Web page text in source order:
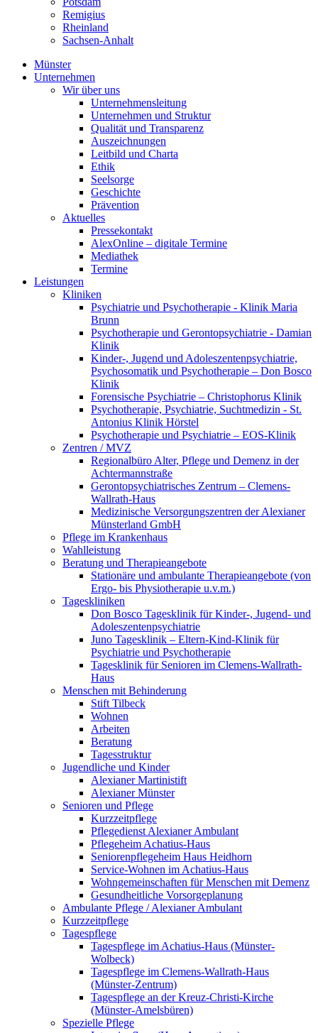
Remigius
Rheinland
Sachsen-Anhalt
Münster
Unternehmen
Wir über uns
Unternehmensleitung
Unternehmen und Struktur
Qualität und Transparenz
Auszeichnungen
Leitbild und Charta
Ethik
Seelsorge
Geschichte
Prävention
Aktuelles
Pressekontakt
AlexOnline – digitale Termine
Mediathek
Termine
Leistungen
Kliniken
Psychiatrie und Psychotherapie - Klinik Maria
Brunn
Psychotherapie und Gerontopsychiatrie - Damian
Klinik
Kinder-, Jugend und Adoleszentenpsychiatrie,
Psychosomatik und Psychotherapie – Don Bosco
Klinik
Forensische Psychiatrie – Christophorus Klinik
Psychotherapie, Psychiatrie, Suchtmedizin - St.
Antonius Klinik Hörstel
Psychotherapie und Psychiatrie – EOS-Klinik
Zentren / MVZ
Regionalbüro Alter, Pflege und Demenz in der
Achtermannstraße
Gerontopsychiatrisches Zentrum – Clemens-
Wallrath-Haus
Medizinische Versorgungszentren der Alexianer
Münsterland GmbH
Pflege im Krankenhaus
Wahlleistung
Beratung und Therapieangebote
Stationäre und ambulante Therapieangebote (von
Ergo- bis Physiotherapie u.v.m.)
Tageskliniken
Don Bosco Tagesklinik für Kinder-, Jugend- und
Adoleszentenpsychiatrie
Juno Tagesklinik – Eltern-Kind-Klinik für
Psychiatrie und Psychotherapie
Tagesklinik für Senioren im Clemens-Wallrath-
Haus
Menschen mit Behinderung
Stift Tilbeck
Wohnen
Arbeiten
Beratung
Tagesstruktur
Jugendliche und Kinder
Alexianer Martinistift
Alexianer Münster
Senioren und Pflege
Kurzzeitpflege
Pflegedienst Alexianer Ambulant
Pflegeheim Achatius-Haus
Seniorenpflegeheim Haus Heidhorn
Service-Wohnen im Achatius-Haus
Wohngemeinschaften für Menschen mit Demenz
Gesundheitliche Vorsorgeplanung
Ambulante Pflege / Alexianer Ambulant
Kurzzeitpflege
Tagespflege
Tagespflege im Achatius-Haus (Münster-
Wolbeck)
Tagespflege im Clemens-Wallrath-Haus
(Münster-Zentrum)
Tagespflege an der Kreuz-Christi-Kirche
(Münster-Amelsbüren)
Spezielle Pflege